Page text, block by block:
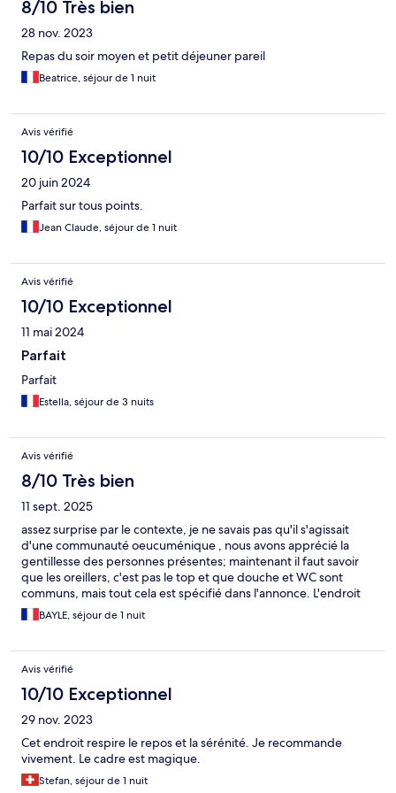
8/10 Très bien
28 nov. 2023
Repas du soir moyen et petit déjeuner pareil
Beatrice, séjour de 1 nuit
Avis vérifié
10/10 Exceptionnel
20 juin 2024
Parfait sur tous points.
Jean Claude, séjour de 1 nuit
Avis vérifié
10/10 Exceptionnel
11 mai 2024
Parfait
Parfait
Estella, séjour de 3 nuits
Avis vérifié
8/10 Très bien
11 sept. 2025
assez surprise par le contexte, je ne savais pas qu'il s'agissait
d'une communauté oeucuménique , nous avons apprécié la
gentillesse des personnes présentes; maintenant il faut savoir
que les oreillers, c'est pas le top et que douche et WC sont
communs, mais tout cela est spécifié dans l'annonce. L'endroit
est très reposant
BAYLE, séjour de 1 nuit
Avis vérifié
10/10 Exceptionnel
29 nov. 2023
Cet endroit respire le repos et la sérénité. Je recommande
vivement. Le cadre est magique.
Stefan, séjour de 1 nuit